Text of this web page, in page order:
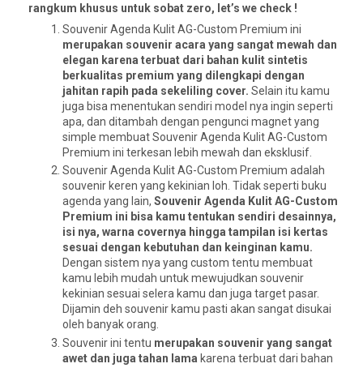
rangkum khusus untuk sobat zero, let’s we check !
Souvenir Agenda Kulit AG-Custom Premium ini
merupakan souvenir acara yang sangat mewah dan
elegan karena terbuat dari bahan kulit sintetis
berkualitas premium yang dilengkapi dengan
jahitan rapih pada sekeliling cover. Selain itu kamu
juga bisa menentukan sendiri model nya ingin seperti
apa, dan ditambah dengan pengunci magnet yang
simple membuat Souvenir Agenda Kulit AG-Custom
Premium ini terkesan lebih mewah dan eksklusif.
Souvenir Agenda Kulit AG-Custom Premium adalah
souvenir keren yang kekinian loh. Tidak seperti buku
agenda yang lain, Souvenir Agenda Kulit AG-Custom
Premium ini bisa kamu tentukan sendiri desainnya,
isi nya, warna covernya hingga tampilan isi kertas
sesuai dengan kebutuhan dan keinginan kamu.
Dengan sistem nya yang custom tentu membuat
kamu lebih mudah untuk mewujudkan souvenir
kekinian sesuai selera kamu dan juga target pasar.
Dijamin deh souvenir kamu pasti akan sangat disukai
oleh banyak orang.
Souvenir ini tentu merupakan souvenir yang sangat
awet dan juga tahan lama karena terbuat dari bahan